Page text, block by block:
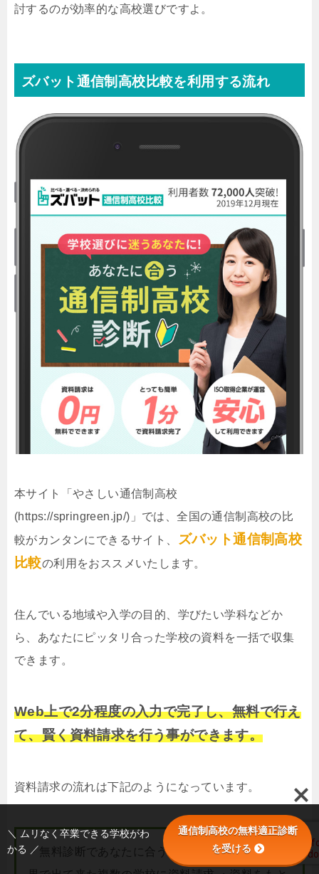
討するのが効率的な高校選びですよ。
ズバット通信制高校比較を利用する流れ
本サイト「やさしい通信制高校
(https://springreen.jp/)」では、全国の通信制高校の比
較がカンタンにできるサイト、
ズバット通信制高校
比較の利用をおススメいたします。
住んでいる地域や入学の目的、学びたい学科などか
ら、あなたにピッタリ合った学校の資料を一括で収集
できます。
Web上で2分程度の入力で完了し、無料で行え
て、賢く資料請求を行う事ができます。
資料請求の流れは下記のようになっています。
・無料診断であなたに合う学校を調べる ・診断結
＼ ムリなく卒業できる学校がわ
かる ／
通信制高校の無料適正診断
を受ける